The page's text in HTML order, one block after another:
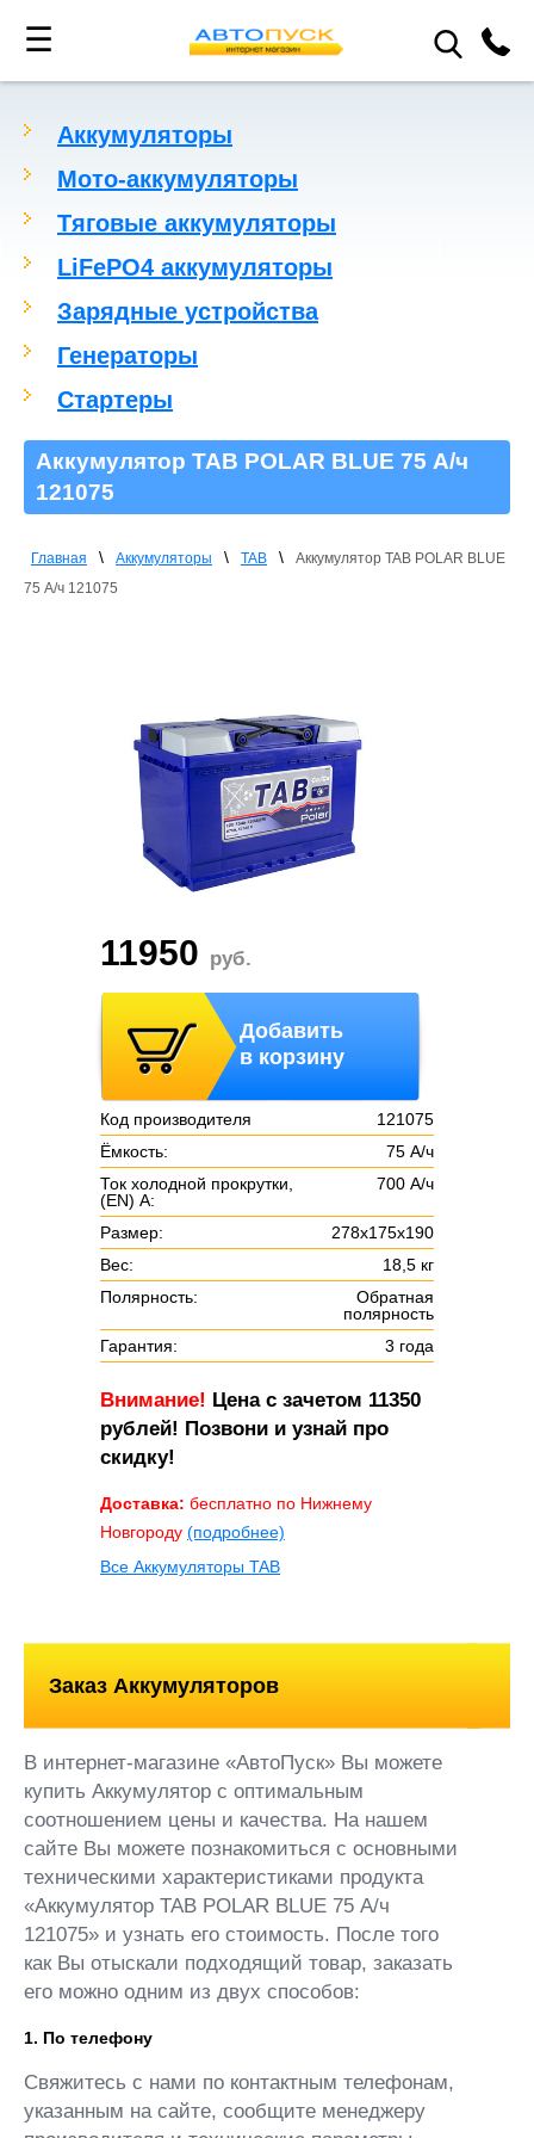
☰
Аккумуляторы
Мото-аккумуляторы
Тяговые аккумуляторы
LiFePO4 аккумуляторы
Зарядные устройства
Генераторы
Стартеры
Аккумулятор TAB POLAR BLUE 75 А/ч
121075
Главная \ Аккумуляторы \ TAB \
Аккумулятор TAB POLAR BLUE
75 А/ч 121075
11950 руб.
Добавить
в корзину
Код производителя
121075
Ёмкость:
75 А/ч
Ток холодной прокрутки,
(EN) А:
700 А/ч
Размер:
278х175х190
Вес:
18,5 кг
Полярность:
Обратная
полярность
Гарантия:
3 года
Внимание! Цена с зачетом 11350
рублей! Позвони и узнай про
скидку!
Доставка: бесплатно по Нижнему
Новгороду (подробнее)
Все Аккумуляторы TAB
Заказ Аккумуляторов
В интернет-магазине «АвтоПуск» Вы можете
купить Аккумулятор с оптимальным
соотношением цены и качества. На нашем
сайте Вы можете познакомиться с основными
техническими характеристиками продукта
«Аккумулятор TAB POLAR BLUE 75 А/ч
121075» и узнать его стоимость. После того
как Вы отыскали подходящий товар, заказать
его можно одним из двух способов:
1. По телефону
Свяжитесь с нами по контактным телефонам,
указанным на сайте, сообщите менеджеру